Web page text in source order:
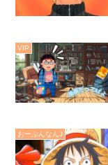
VIP
おーぷんなんJ